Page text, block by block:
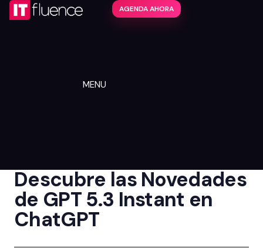
MENU
AGENDA AHORA
Descubre las Novedades
de GPT 5.3 Instant en
ChatGPT